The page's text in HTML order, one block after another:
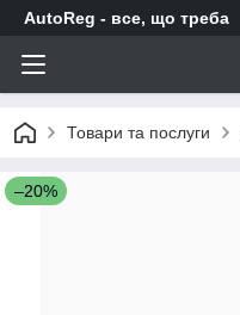
AutoReg - все, що треба
Товари та послуги
–20%